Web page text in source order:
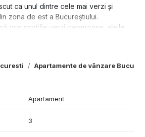
Apartamente de vânzare
ca unul dintre cele mai verzi și
zona de est a Bucureștiului.
prin spațiile verzi generoase, aleile
dar mai ales prin numeroasele locuri
fiind ideal pentru familii. În plus,
supraveghere video, oferind un mediu
mobilată și utilată, cu mobilier realizat
Toate electrocasnicele (cu excepția
fost achiziționate anul trecut, fiind
Apartament
3